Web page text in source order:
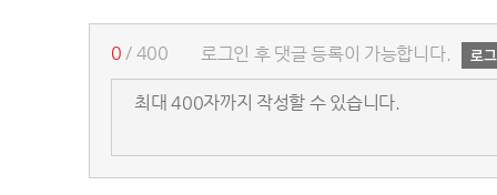
로그인 후 댓글 등록이 가능합니다.
0 / 400